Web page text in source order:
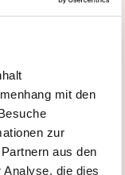
mit den
zur
aus den
Analyse, die dies
à une
de vue
et de fiction
dans un style